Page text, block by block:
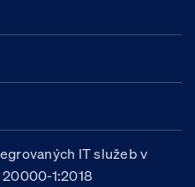
IT služeb v
1:2018